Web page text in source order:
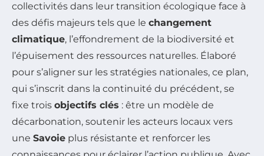
collectivités dans leur transition écologique face à
des défis majeurs tels que le changement
climatique, l’effondrement de la biodiversité et
l’épuisement des ressources naturelles. Élaboré
pour s’aligner sur les stratégies nationales, ce plan,
qui s’inscrit dans la continuité du précédent, se
fixe trois objectifs clés : être un modèle de
décarbonation, soutenir les acteurs locaux vers
une Savoie plus résistante et renforcer les